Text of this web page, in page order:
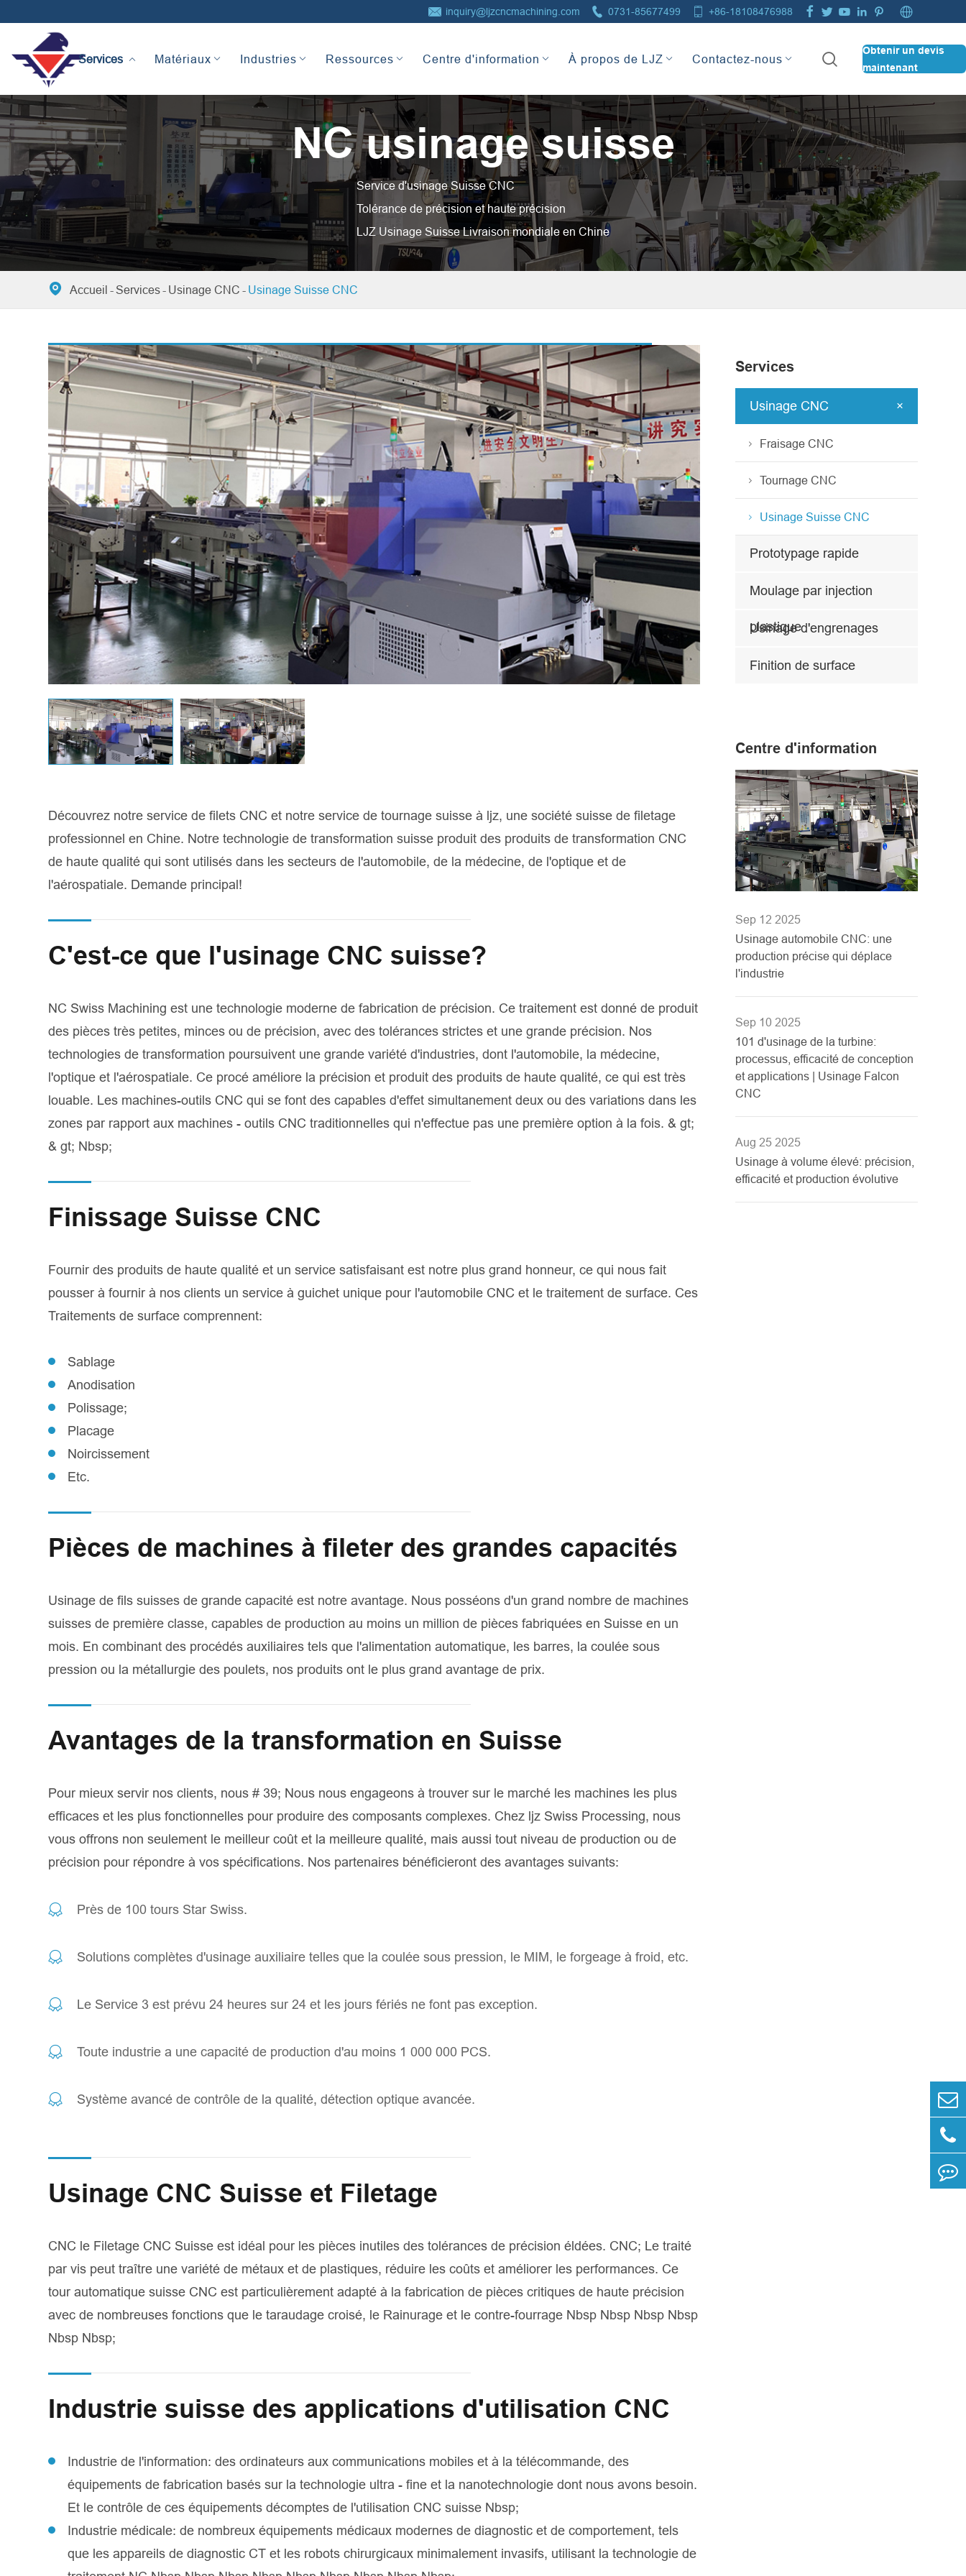
 inquiry@ljzcncmachining.com  0731-85677499  +86-18108476988      
Matériaux
Industries Ressources Centre d'information À propos de LJZ Contactez-nous 
Obtenir un devis
maintenant
NC usinage suisse
Service d'usinage Suisse CNC
Tolérance de précision et haute précision
LJZ Usinage Suisse Livraison mondiale en Chine
 Accueil Services Usinage CNC Usinage Suisse CNC
Découvrez notre service de filets CNC et notre service de tournage suisse à ljz, une société suisse de filetage
professionnel en Chine. Notre technologie de transformation suisse produit des produits de transformation CNC
de haute qualité qui sont utilisés dans les secteurs de l'automobile, de la médecine, de l'optique et de
l'aérospatiale. Demande principal!
C'est-ce que l'usinage CNC suisse?
NC Swiss Machining est une technologie moderne de fabrication de précision. Ce traitement est donné de produit
des pièces très petites, minces ou de précision, avec des tolérances strictes et une grande précision. Nos
technologies de transformation poursuivent une grande variété d'industries, dont l'automobile, la médecine,
l'optique et l'aérospatiale. Ce procé améliore la précision et produit des produits de haute qualité, ce qui est très
louable. Les machines-outils CNC qui se font des capables d'effet simultanement deux ou des variations dans les
zones par rapport aux machines - outils CNC traditionnelles qui n'effectue pas une première option à la fois. & gt;
& gt; Nbsp;
Finissage Suisse CNC
Fournir des produits de haute qualité et un service satisfaisant est notre plus grand honneur, ce qui nous fait
pousser à fournir à nos clients un service à guichet unique pour l'automobile CNC et le traitement de surface. Ces
Traitements de surface comprennent:
Sablage
Anodisation
Polissage;
Placage
Noircissement
Etc.
Pièces de machines à fileter des grandes capacités
Usinage de fils suisses de grande capacité est notre avantage. Nous posséons d'un grand nombre de machines
suisses de première classe, capables de production au moins un million de pièces fabriquées en Suisse en un
mois. En combinant des procédés auxiliaires tels que l'alimentation automatique, les barres, la coulée sous
pression ou la métallurgie des poulets, nos produits ont le plus grand avantage de prix.
Avantages de la transformation en Suisse
Pour mieux servir nos clients, nous # 39; Nous nous engageons à trouver sur le marché les machines les plus
efficaces et les plus fonctionnelles pour produire des composants complexes. Chez ljz Swiss Processing, nous
vous offrons non seulement le meilleur coût et la meilleure qualité, mais aussi tout niveau de production ou de
précision pour répondre à vos spécifications. Nos partenaires bénéficieront des avantages suivants:
Près de 100 tours Star Swiss.
Solutions complètes d'usinage auxiliaire telles que la coulée sous pression, le MIM, le forgeage à froid, etc.
Le Service 3 est prévu 24 heures sur 24 et les jours fériés ne font pas exception.
Toute industrie a une capacité de production d'au moins 1 000 000 PCS.
Système avancé de contrôle de la qualité, détection optique avancée.
Usinage CNC Suisse et Filetage
CNC le Filetage CNC Suisse est idéal pour les pièces inutiles des tolérances de précision éldées. CNC; Le traité
par vis peut traître une variété de métaux et de plastiques, réduire les coûts et améliorer les performances. Ce
tour automatique suisse CNC est particulièrement adapté à la fabrication de pièces critiques de haute précision
avec de nombreuses fonctions que le taraudage croisé, le Rainurage et le contre-fourrage Nbsp Nbsp Nbsp Nbsp
Nbsp Nbsp;
Industrie suisse des applications d'utilisation CNC
Industrie de l'information: des ordinateurs aux communications mobiles et à la télécommande, des
équipements de fabrication basés sur la technologie ultra - fine et la nanotechnologie dont nous avons besoin.
Et le contrôle de ces équipements décomptes de l'utilisation CNC suisse Nbsp;
Industrie médicale: de nombreux équipements médicaux modernes de diagnostic et de comportement, tels
que les appareils de diagnostic CT et les robots chirurgicaux minimalement invasifs, utilisant la technologie de
Services
Usinage CNC 
Fraisage CNC
Tournage CNC
Usinage Suisse CNC
Prototypage rapide
Moulage par injection
plastique
Usinage d'engrenages
Finition de surface
Centre d'information
Sep 12 2025
Usinage automobile CNC: une
production précise qui déplace
l'industrie
Sep 10 2025
101 d'usinage de la turbine:
processus, efficacité de conception
et applications | Usinage Falcon
CNC
Aug 25 2025
Usinage à volume élevé: précision,
efficacité et production évolutive